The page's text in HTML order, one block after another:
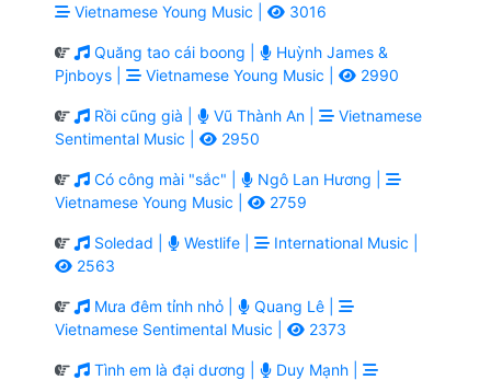
Vietnamese Young Music |
3016
Quăng tao cái boong |
Huỳnh James &
Pjnboys |
Vietnamese Young Music | 2990
Rồi cũng già | Vũ Thành An |
Vietnamese
Sentimental Music |
2950
Có công mài "sắc" |
Ngô Lan Hương |
Vietnamese Young Music |
2759
Soledad | Westlife |
International Music |
2563
Mưa đêm tỉnh nhỏ |
Quang Lê |
Vietnamese Sentimental Music |
2373
Tình em là đại dương |
Duy Mạnh |